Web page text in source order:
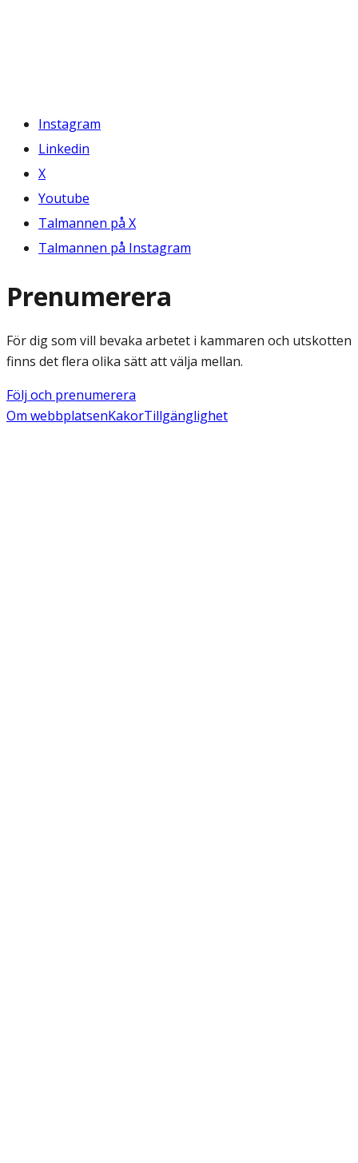
Instagram
Linkedin
X
Youtube
Talmannen på X
Talmannen på Instagram
Prenumerera
För dig som vill bevaka arbetet i kammaren och utskotten
finns det flera olika sätt att välja mellan.
Följ och prenumerera
Om webbplatsenKakorTillgänglighet